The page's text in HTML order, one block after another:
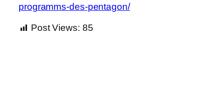
programms-des-pentagon/
Post Views: 85